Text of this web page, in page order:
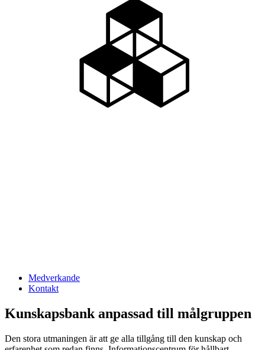
Medverkande
Kontakt
Kunskapsbank anpassad till målgruppen
Den stora utmaningen är att ge alla tillgång till den kunskap och